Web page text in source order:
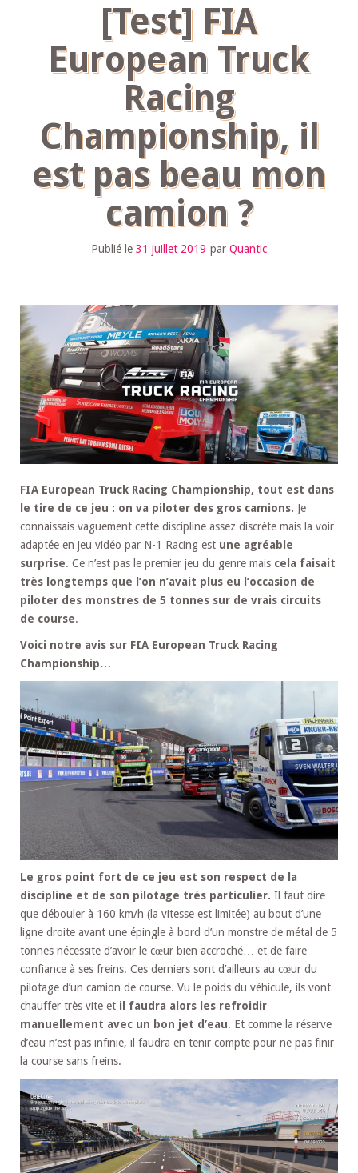
[Test] FIA
European Truck
Racing
Championship, il
est pas beau mon
camion ?
Publié le 31 juillet 2019 par Quantic
FIA European Truck Racing Championship, tout est dans
le tire de ce jeu : on va piloter des gros camions. Je
connaissais vaguement cette discipline assez discrète mais la voir
adaptée en jeu vidéo par N-1 Racing est une agréable
surprise. Ce n’est pas le premier jeu du genre mais cela faisait
très longtemps que l’on n’avait plus eu l’occasion de
piloter des monstres de 5 tonnes sur de vrais circuits
de course.
Voici notre avis sur FIA European Truck Racing
Championship…
Le gros point fort de ce jeu est son respect de la
discipline et de son pilotage très particulier. Il faut dire
que débouler à 160 km/h (la vitesse est limitée) au bout d’une
ligne droite avant une épingle à bord d’un monstre de métal de 5
tonnes nécessite d’avoir le cœur bien accroché… et de faire
confiance à ses freins. Ces derniers sont d’ailleurs au cœur du
pilotage d’un camion de course. Vu le poids du véhicule, ils vont
chauffer très vite et il faudra alors les refroidir
manuellement avec un bon jet d’eau. Et comme la réserve
d’eau n’est pas infinie, il faudra en tenir compte pour ne pas finir
la course sans freins.